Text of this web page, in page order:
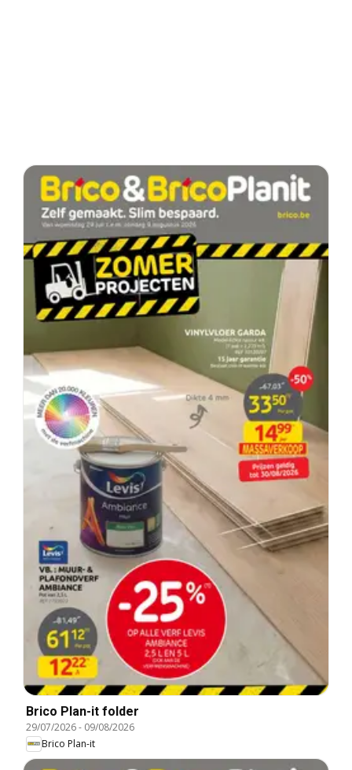
Brico Plan-it folder
29/07/2026- 09/08/2026
Brico Plan-it